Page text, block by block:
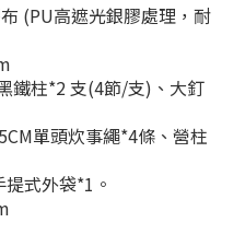
(PU高遮光銀膠處理，耐
鐵柱*2 支(4節/支)、大釘
單頭炊事繩*4條、營柱
式外袋*1。